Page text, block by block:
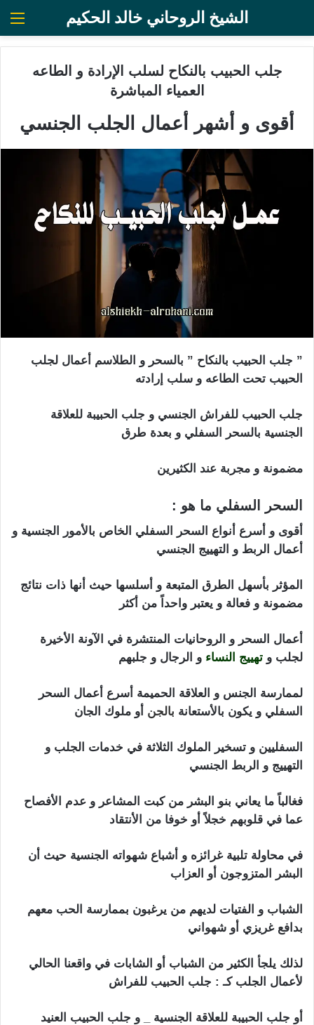
الشيخ الروحاني خالد الحكيم
جلب الحبيب بالنكاح لسلب الإرادة و الطاعه
العمياء المباشرة
أقوى و أشهر أعمال الجلب الجنسي
” جلب الحبيب بالنكاح ” بالسحر و الطلاسم أعمال لجلب
الحبيب تحت الطاعه و سلب إرادته
جلب الحبيب للفراش الجنسي و جلب الحبيبة للعلاقة
الجنسية بالسحر السفلي و بعدة طرق
مضمونة و مجربة عند الكثيرين
السحر السفلي ما هو :
أقوى و أسرع أنواع السحر السفلي الخاص بالأمور الجنسية و
أعمال الربط و التهييج الجنسي
المؤثر بأسهل الطرق المتبعة و أسلسها حيث أنها ذات نتائج
مضمونة و فعالة و يعتبر واحداً من أكثر
أعمال السحر و الروحانيات المنتشرة في الآونة الأخيرة
لجلب و تهييج النساء و الرجال و جلبهم
لممارسة الجنس و العلاقة الحميمة أسرع أعمال السحر
السفلي و يكون بالأستعانة بالجن أو ملوك الجان
السفليين و تسخير الملوك الثلاثة في خدمات الجلب و
التهييج و الربط الجنسي
فغالباً ما يعاني بنو البشر من كبت المشاعر و عدم الأفصاح
عما في قلوبهم خجلاً أو خوفا من الأنتقاد
في محاولة تلبية غرائزه و أشباع شهواته الجنسية حيث أن
البشر المتزوجون أو العزاب
الشباب و الفتيات لديهم من يرغبون بممارسة الحب معهم
بدافع غريزي أو شهواني
لذلك يلجأ الكثير من الشباب أو الشابات في واقعنا الحالي
لأعمال الجلب كـ : جلب الحبيب للفراش
أو جلب الحبيبة للعلاقة الجنسية _ و جلب الحبيب العنيد